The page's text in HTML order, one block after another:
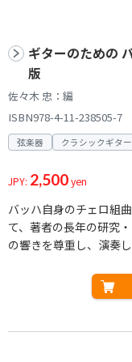
ギターのための
版
佐々木 忠：編
ISBN978-4-11-238505-7
弦楽器 クラシックギター
JPY: 2,500yen
バッハ自身のチェロ組
て、著者の長年の研究
の響きを尊重し、演奏